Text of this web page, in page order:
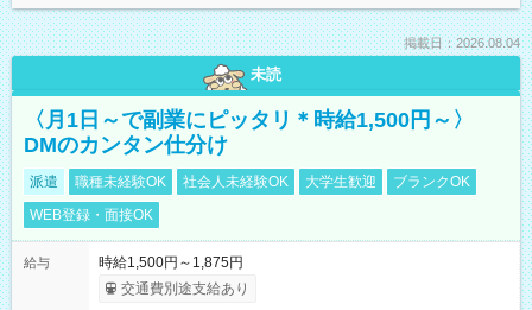
掲載日：2026.08.04
未読
〈月1日～で副業にピッタリ＊時給1,500円～〉
DMのカンタン仕分け
派遣 職種未経験OK 社会人未経験OK 大学生歓迎
ブランクOK
WEB登録・面接OK
給与
時給1,500円～1,875円
交通費別途支給あり